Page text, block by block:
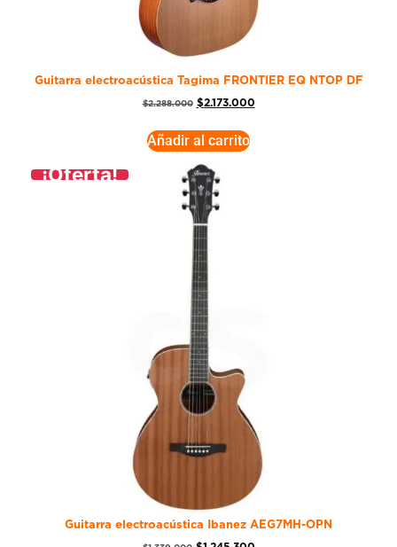
Guitarra electroacústica Tagima FRONTIER EQ NTOP DF
$2.288.000 $2.173.000
Añadir al carrito
¡Oferta!
Guitarra electroacústica Ibanez AEG7MH-OPN